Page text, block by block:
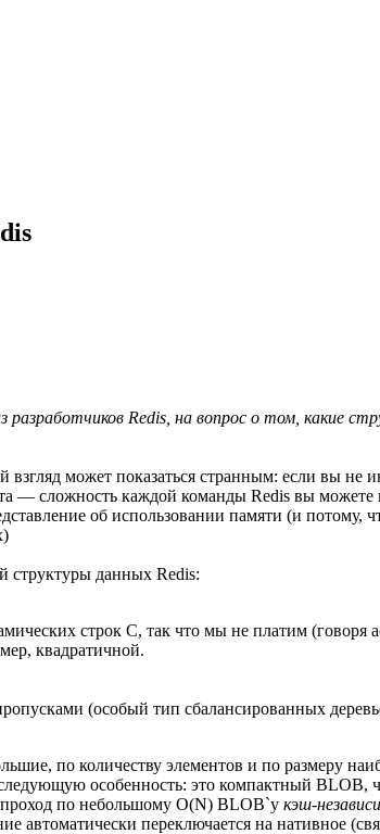
Redis, на вопрос о том, какие
может показаться странным: если вы не
— сложность каждой команды Redis вы
об использовании памяти (и
структуры данных Redis:
строк C, так что мы не платим
квадратичной.
(особый тип сбалансированных
по количеству элементов и по размеру
следующую особенность: это компактный
проход по небольшому O(N) BLOB`у кэш-
автоматически переключается на нативное